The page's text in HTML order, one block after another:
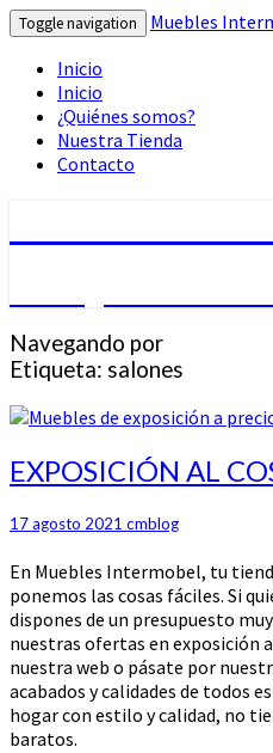
Toggle navigation
Muebles
Inicio
Inicio
¿Quiénes somos?
Nuestra Tienda
Contacto
Navegando por
Etiqueta: salones
EXPOSICIÓN
AL
EXPOSICIÓN AL
17 agosto 2021 cmblog
En Muebles Intermobel, tu
ponemos las cosas fáciles. Si
dispones de un presupuesto
nuestras ofertas en exposición
nuestra web o pásate por
acabados y calidades de todos
hogar con estilo y calidad, no
baratos.